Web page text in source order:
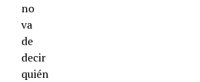
no
va
de
decir
quién